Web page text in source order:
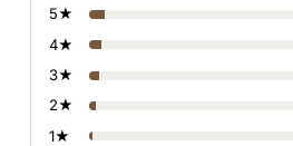
5★
4★
3★
2★
1★